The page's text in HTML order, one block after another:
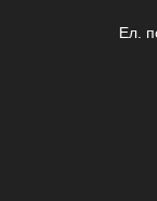
Ел.